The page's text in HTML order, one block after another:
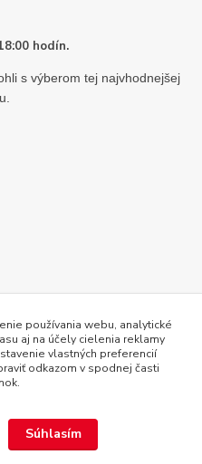
hodín.
s výberom tej najvhodnejšej
používania webu, analytické
aj na účely cielenia reklamy
vlastných preferencií
odkazom v spodnej časti
Súhlasím